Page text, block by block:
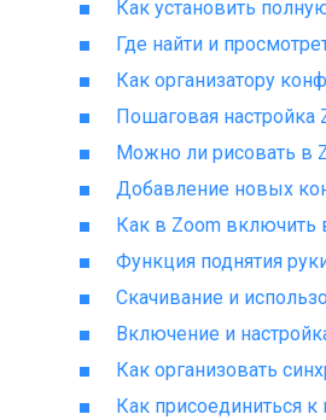
Как установить
Где найти и
Как организатору
Пошаговая
Можно ли рисовать в
Добавление новых
Как в Zoom включить
Функция поднятия
Скачивание и
Включение и
Как организовать
Как присоединиться